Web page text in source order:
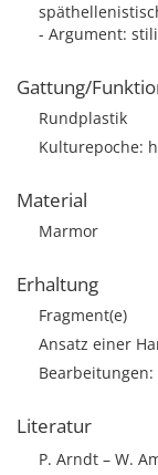
- Argument:
Gattung/
Rundplastik
Kulturepoche:
Material
Marmor
Erhaltung
Fragment(e)
Ansatz einer
Literatur
P. Arndt – W.